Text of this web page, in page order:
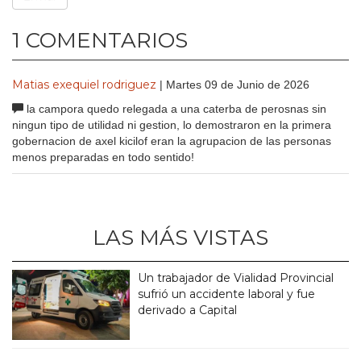
1 COMENTARIOS
Matias exequiel rodriguez | Martes 09 de Junio de 2026
la campora quedo relegada a una caterba de perosnas sin
ningun tipo de utilidad ni gestion, lo demostraron en la primera
gobernacion de axel kicilof eran la agrupacion de las personas
menos preparadas en todo sentido!
LAS MÁS VISTAS
Un trabajador de Vialidad Provincial
sufrió un accidente laboral y fue
derivado a Capital